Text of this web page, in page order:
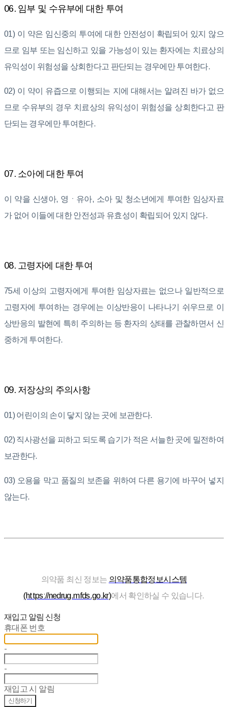
06. 임부 및 수유부에 대한 투여
01) 이 약은 임신중의 투여에 대한 안전성이 확립되어 있지 않으
므로 임부 또는 임신하고 있을 가능성이 있는 환자에는 치료상의
유익성이 위험성을 상회한다고 판단되는 경우에만 투여한다.
02) 이 약이 유즙으로 이행되는 지에 대해서는 알려진 바가 없으
므로 수유부의 경우 치료상의 유익성이 위험성을 상회한다고 판
단되는 경우에만 투여한다.
07. 소아에 대한 투여
이 약을 신생아, 영ㆍ유아, 소아 및 청소년에게 투여한 임상자료
가 없어 이들에 대한 안전성과 유효성이 확립되어 있지 않다.
08. 고령자에 대한 투여
75세 이상의 고령자에게 투여한 임상자료는 없으나 일반적으로
고령자에 투여하는 경우에는 이상반응이 나타나기 쉬우므로 이
상반응의 발현에 특히 주의하는 등 환자의 상태를 관찰하면서 신
중하게 투여한다.
09. 저장상의 주의사항
01) 어린이의 손이 닿지 않는 곳에 보관한다.
02) 직사광선을 피하고 되도록 습기가 적은 서늘한 곳에 밀전하여
보관한다.
03) 오용을 막고 품질의 보존을 위하여 다른 용기에 바꾸어 넣지
않는다.
의약품 최신 정보는 의약품통합정보시스템
(https://nedrug.mfds.go.kr)에서 확인하실 수 있습니다.
재입고 알림 신청
휴대폰 번호
-
-
재입고 시 알림
신청하기